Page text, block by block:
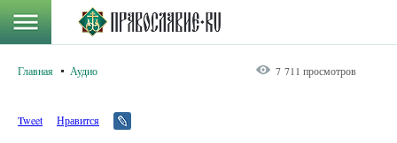
Главная Аудио 7 711 просмотров
Tweet Нравится